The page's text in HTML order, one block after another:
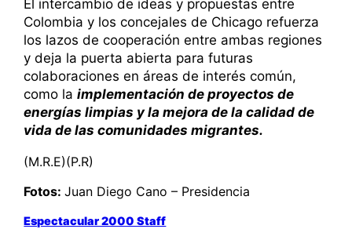
El intercambio de ideas y propuestas entre
Colombia y los concejales de Chicago refuerza
los lazos de cooperación entre ambas regiones
y deja la puerta abierta para futuras
colaboraciones en áreas de interés común,
como laimplementación de proyectos de
energías limpias y la mejora de la calidad de
vida de las comunidades migrantes.
(M.R.E)(P.R)
Fotos:Juan Diego Cano – Presidencia
Espectacular 2000 Staff